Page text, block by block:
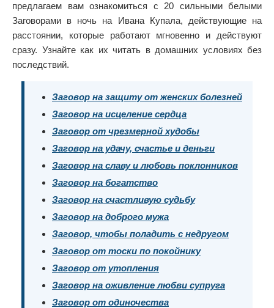
предлагаем вам ознакомиться с 20 сильными белыми
Заговорами в ночь на Ивана Купала, действующие на
расстоянии, которые работают мгновенно и действуют
сразу. Узнайте как их читать в домашних условиях без
последствий.
Заговор на защиту от женских болезней
Заговор на исцеление сердца
Заговор от чрезмерной худобы
Заговор на удачу, счастье и деньги
Заговор на славу и любовь поклонников
Заговор на богатство
Заговор на счастливую судьбу
Заговор на доброго мужа
Заговор, чтобы поладить с недругом
Заговор от тоски по покойнику
Заговор от утопления
Заговор на оживление любви супруга
Заговор от одиночества